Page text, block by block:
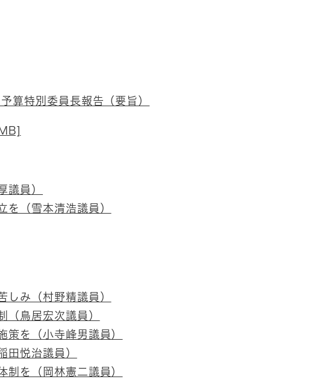
特別委員長報告（要旨）
議員）
を（雪本清浩議員）
しみ（村野精議員）
（鳥居宏次議員）
策を（小寺峰男議員）
田悦治議員）
制を（岡林憲二議員）